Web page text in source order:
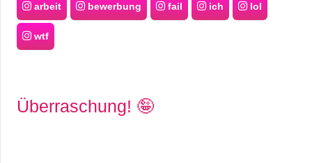
arbeit bewerbung fail ich lol
wtf
Überraschung! 🤪